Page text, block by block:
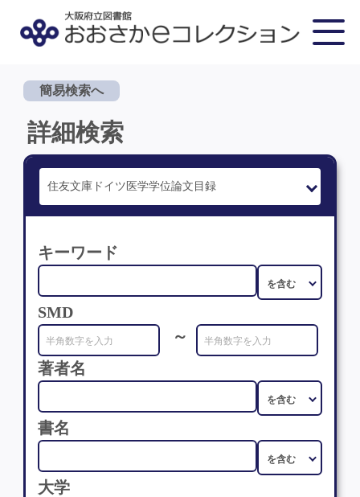
簡易検索へ
詳細検索
キーワード
SMD
～
著者名
書名
大学